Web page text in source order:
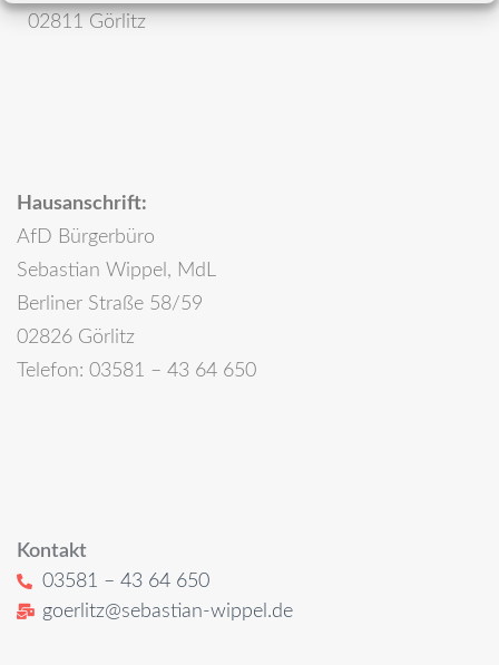
02811 Görlitz
Hausanschrift:
AfD Bürgerbüro
Sebastian Wippel, MdL
Berliner Straße 58/59
02826 Görlitz
Telefon: 03581 – 43 64 650
Kontakt
03581 – 43 64 650
goerlitz@sebastian-wippel.de